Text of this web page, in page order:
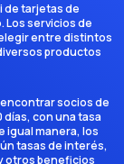
de tarjetas de
Los servicios de
entre distintos
productos
encontrar socios de
días, con una tasa
igual manera, los
tasas de interés,
otros beneficios